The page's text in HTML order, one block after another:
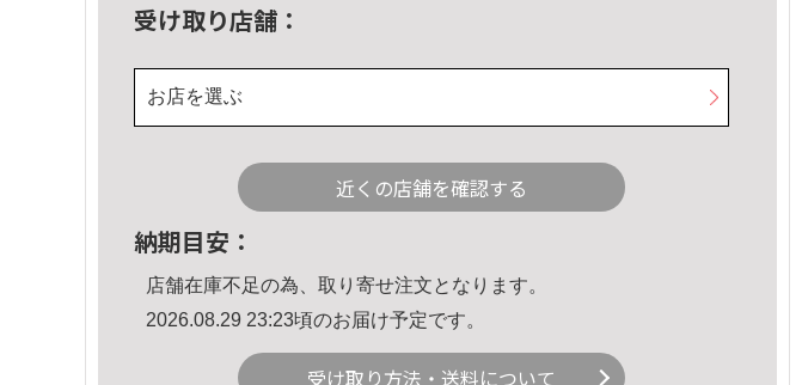
受け取り店舗：
お店を選ぶ
近くの店舗を確認する
納期目安：
店舗在庫不足の為、取り寄せ注文となります。
2026.08.29 23:23頃のお届け予定です。
受け取り方法・送料について